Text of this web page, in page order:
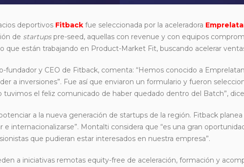
deportivos Fitback fue seleccionada por la aceleradora
de startupspre-seed, aquellas con revenue y con equipos
que están trabajando en Product-Market Fit, buscando acelerar
fundador y CEO de Fitback, comenta: “Hemos conocido a
a inversiones”. Fue así que enviaron un formulario y fueron
tuvimos el feliz comunicado de haber quedado dentro del Batch”,
a la nueva generación de startups de la región. Fitback
e internacionalizarse”. Montalti considera que “es una gran
que pudieran estar interesados en nuestra empresa”.
a iniciativas remotas equity-free de aceleración, formación y